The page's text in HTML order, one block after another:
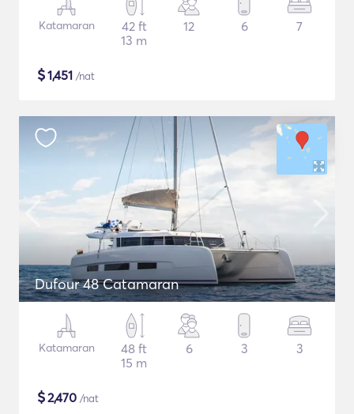
Katamaran
42 ft
13 m
12 6 7
$1,451 /nat
Dufour 48 Catamaran
Katamaran
48 ft
15 m
6 3 3
$2,470 /nat